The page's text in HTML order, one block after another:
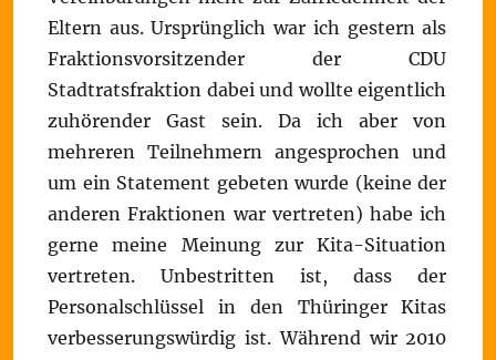
Eltern aus. Ursprünglich war ich gestern als
Fraktionsvorsitzender der CDU
Stadtratsfraktion dabei und wollte eigentlich
zuhörender Gast sein. Da ich aber von
mehreren Teilnehmern angesprochen und
um ein Statement gebeten wurde (keine der
anderen Fraktionen war vertreten) habe ich
gerne meine Meinung zur Kita-Situation
vertreten. Unbestritten ist, dass der
Personalschlüssel in den Thüringer Kitas
verbesserungswürdig ist. Während wir 2010